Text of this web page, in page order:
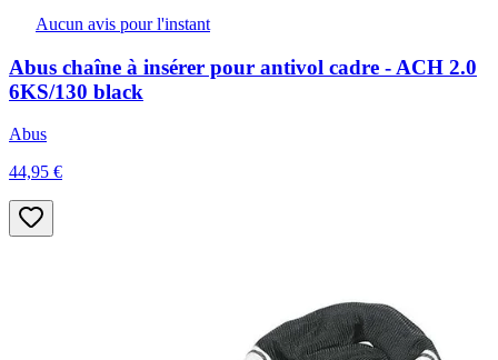
Aucun avis pour l'instant
Abus chaîne à insérer pour antivol cadre - ACH 2.0
6KS/130 black
Abus
44,95 €